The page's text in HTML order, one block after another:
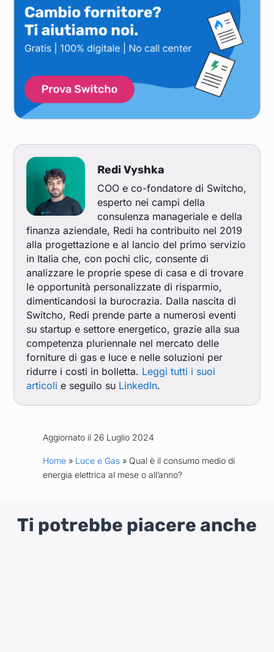
Redi Vyshka
COO e co-fondatore di Switcho,
esperto nei campi della
consulenza manageriale e della
finanza aziendale, Redi ha contribuito nel 2019
alla progettazione e al lancio del primo servizio
in Italia che, con pochi clic, consente di
analizzare le proprie spese di casa e di trovare
le opportunità personalizzate di risparmio,
dimenticandosi la burocrazia. Dalla nascita di
Switcho, Redi prende parte a numerosi eventi
su startup e settore energetico, grazie alla sua
competenza pluriennale nel mercato delle
forniture di gas e luce e nelle soluzioni per
ridurre i costi in bolletta. Leggi tutti i suoi
articoli e seguilo su LinkedIn.
Aggiornato il 26 Luglio 2024
Home» Luce e Gas» Qual è il consumo medio di
energia elettrica al mese o all’anno?
Ti potrebbe piacere anche